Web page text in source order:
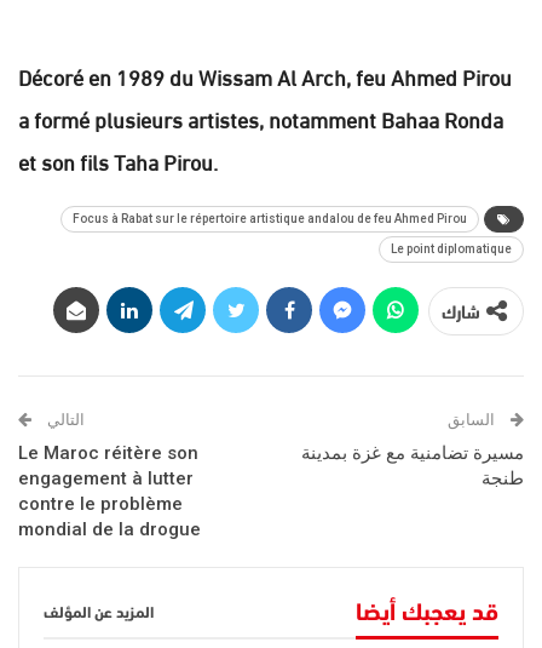
Décoré en 1989 du Wissam Al Arch, feu Ahmed Pirou
a formé plusieurs artistes, notamment Bahaa Ronda
et son fils Taha Pirou.
Focus à Rabat sur le répertoire artistique andalou de feu Ahmed Pirou
Le point diplomatique
شارك
السابق
مسيرة تضامنية مع غزة بمدينة
طنجة
التالي
Le Maroc réitère son
engagement à lutter
contre le problème
mondial de la drogue
قد يعجبك أيضا المزيد عن المؤلف